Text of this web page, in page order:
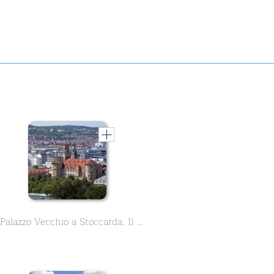
Il Palazzo Vecchio a Stoccarda. Il Museo di Stato Württemberg nel cuore della città. Conoscere la sua storia di oltre 1000 anni di storia in 9 lezioni.